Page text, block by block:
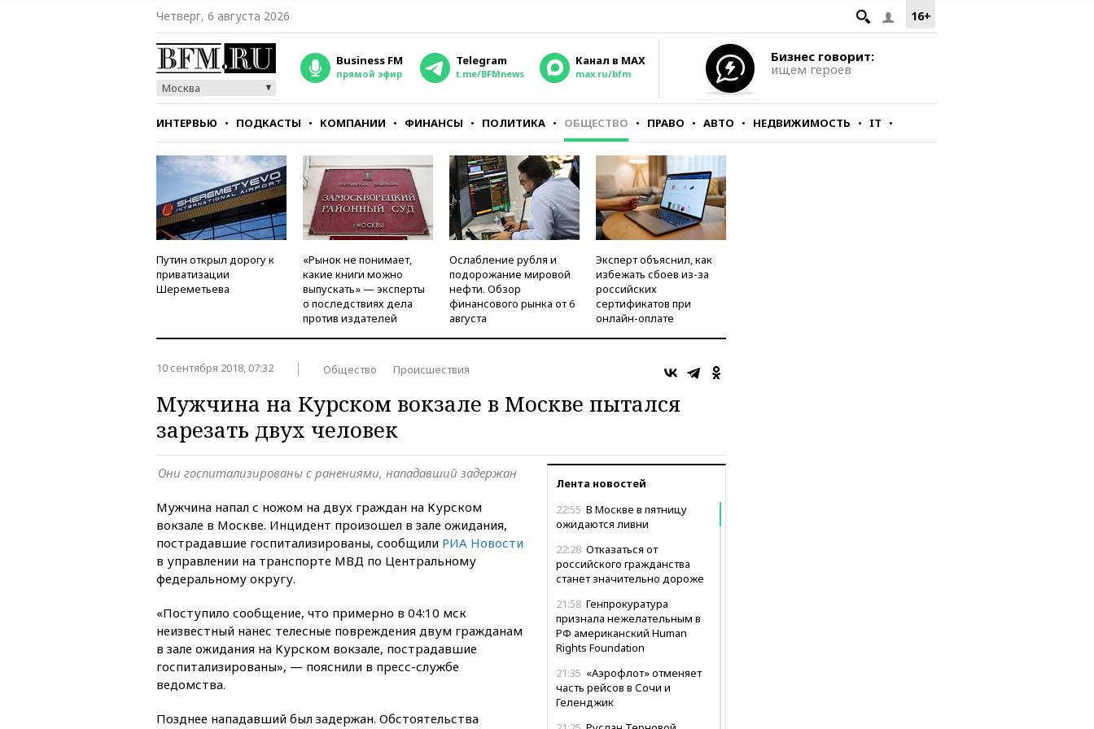
16+
Четверг, 6 августа 2026
Москва
Business FM
прямой эфир
Telegram
t.me/BFMnews
Канал в MAX
max.ru/bfm
Бизнес говорит:
ищем героев
ИНТЕРВЬЮ ПОДКАСТЫ КОМПАНИИ ФИНАНСЫ ПОЛИТИКА ОБЩЕСТВО ПРАВО АВТО НЕДВИЖИМОСТЬ IT
СТИЛЬ ТЕСТЫ
Путин открыл дорогу к
приватизации
Шереметьева
«Рынок не понимает,
какие книги можно
выпускать» — эксперты
о последствиях дела
против издателей
Ослабление рубля и
подорожание мировой
нефти. Обзор
финансового рынка от 6
августа
Эксперт объяснил, как
избежать сбоев из-за
российских
сертификатов при
онлайн-оплате
10 сентября 2018, 07:32 Общество Происшествия
Мужчина на Курском вокзале в Москве пытался
зарезать двух человек
Лента новостей
22:55 В Москве в пятницу
ожидаются ливни
22:28 Отказаться от
российского гражданства
станет значительно дороже
21:58 Генпрокуратура
признала нежелательным в
РФ американский Human
Rights Foundation
21:35 «Аэрофлот» отменяет
часть рейсов в Сочи и
Геленджик
Они госпитализированы с ранениями, нападавший задержан
Мужчина напал с ножом на двух граждан на Курском
вокзале в Москве. Инцидент произошел в зале ожидания,
пострадавшие госпитализированы, сообщили РИА Новости
в управлении на транспорте МВД по Центральному
федеральному округу.
«Поступило сообщение, что примерно в 04:10 мск
неизвестный нанес телесные повреждения двум гражданам
в зале ожидания на Курском вокзале, пострадавшие
госпитализированы», — пояснили в пресс-службе
ведомства.
Позднее нападавший был задержан. Обстоятельства